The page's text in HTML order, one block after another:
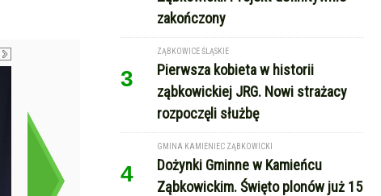
zakończony
3
ZĄBKOWICE ŚLĄSKIE
Pierwsza kobieta w historii
ząbkowickiej JRG. Nowi strażacy
rozpoczęli służbę
4
GMINA KAMIENIEC ZĄBKOWICKI
Dożynki Gminne w Kamieńcu
Ząbkowickim. Święto plonów już 15